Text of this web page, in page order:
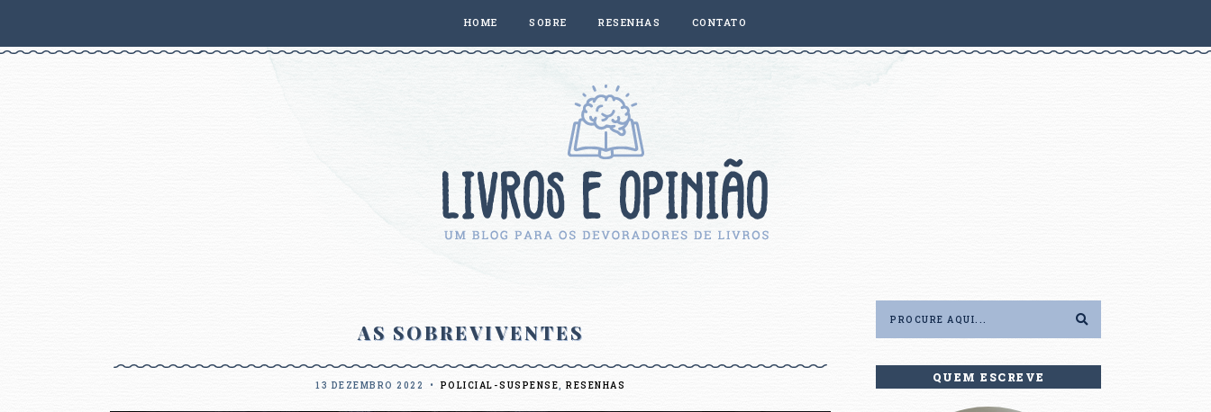
HOME SOBRE RESENHAS CONTATO
AS SOBREVIVENTES
13 DEZEMBRO 2022 • POLICIAL-SUSPENSE, RESENHAS
QUEM ESCREVE